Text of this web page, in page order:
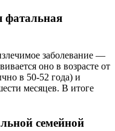
фатальная
заболевание —
оно в возрасте от
в 50-52 года) и
месяцев. В итоге
семейной